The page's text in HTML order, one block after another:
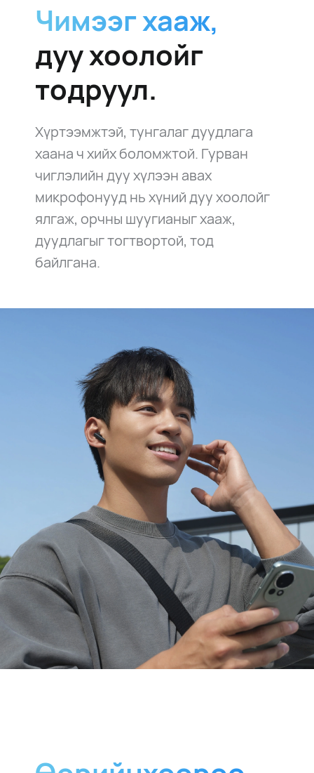
Чимээг хааж,
дуу хоолойг
тодруул.
Хүртээмжтэй, тунгалаг дуудлага
хаана ч хийх боломжтой. Гурван
чиглэлийн дуу хүлээн авах
микрофонууд нь хүний дуу хоолойг
ялгаж, орчны шуугианыг хааж,
дуудлагыг тогтвортой, тод
байлгана.